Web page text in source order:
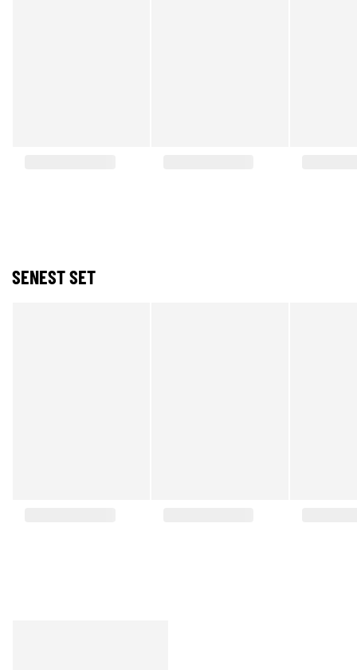
SENEST SET